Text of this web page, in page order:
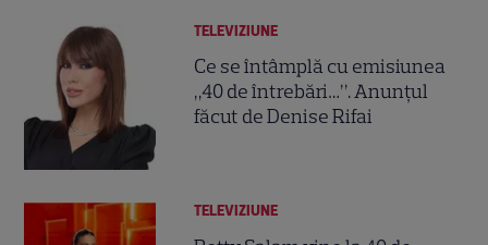
TELEVIZIUNE
Ce se întâmplă cu emisiunea
„40 de întrebări…”. Anunțul
făcut de Denise Rifai
TELEVIZIUNE